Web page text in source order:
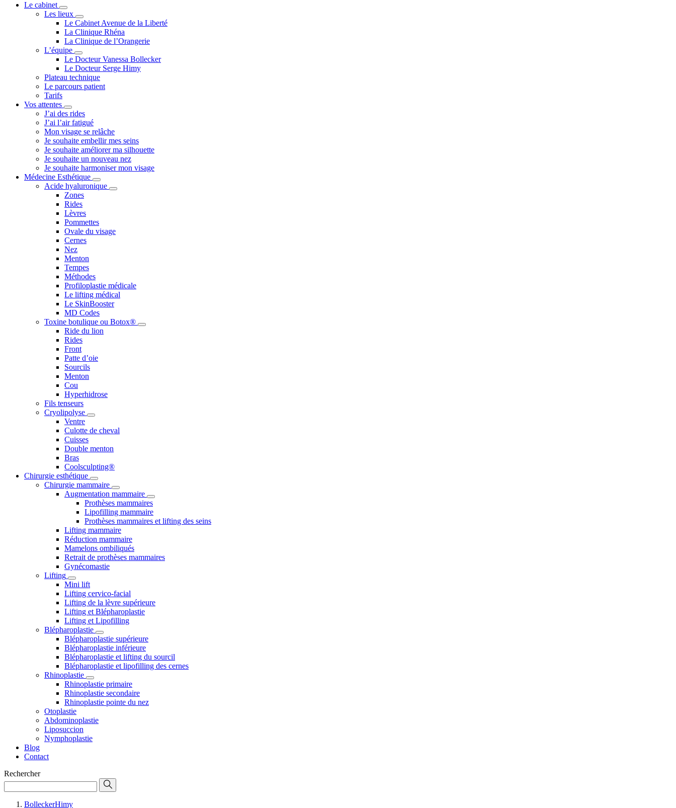
Le cabinet
Les lieux
Le Cabinet Avenue de la Liberté
La Clinique Rhéna
La Clinique de l’Orangerie
L’équipe
Le Docteur Vanessa Bollecker
Le Docteur Serge Himy
Plateau technique
Le parcours patient
Tarifs
Vos attentes
J’ai des rides
J’ai l’air fatigué
Mon visage se relâche
Je souhaite embellir mes seins
Je souhaite améliorer ma silhouette
Je souhaite un nouveau nez
Je souhaite harmoniser mon visage
Médecine Esthétique
Acide hyaluronique
Zones
Rides
Lèvres
Pommettes
Ovale du visage
Cernes
Nez
Menton
Tempes
Méthodes
Profiloplastie médicale
Le lifting médical
Le SkinBooster
MD Codes
Toxine botulique ou Botox®
Ride du lion
Rides
Front
Patte d’oie
Sourcils
Menton
Cou
Hyperhidrose
Fils tenseurs
Cryolipolyse
Ventre
Culotte de cheval
Cuisses
Double menton
Bras
Coolsculpting®
Chirurgie esthétique
Chirurgie mammaire
Augmentation mammaire
Prothèses mammaires
Lipofilling mammaire
Prothèses mammaires et lifting des seins
Lifting mammaire
Réduction mammaire
Mamelons ombiliqués
Retrait de prothèses mammaires
Gynécomastie
Lifting
Mini lift
Lifting cervico-facial
Lifting de la lèvre supérieure
Lifting et Blépharoplastie
Lifting et Lipofilling
Blépharoplastie
Blépharoplastie supérieure
Blépharoplastie inférieure
Blépharoplastie et lifting du sourcil
Blépharoplastie et lipofilling des cernes
Rhinoplastie
Rhinoplastie primaire
Rhinoplastie secondaire
Rhinoplastie pointe du nez
Otoplastie
Abdominoplastie
Liposuccion
Nymphoplastie
Blog
Contact
Rechercher
BolleckerHimy